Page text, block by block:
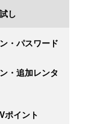
し
・パスワード
・追加レンタ
ポイント